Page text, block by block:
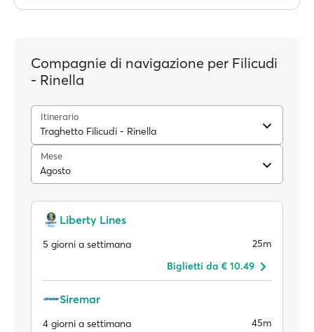
Compagnie di navigazione per Filicudi
- Rinella
Itinerario
Traghetto Filicudi - Rinella
Mese
Agosto
Liberty Lines
5 giorni a settimana
25m
Biglietti da € 10.49
Siremar
4 giorni a settimana
45m